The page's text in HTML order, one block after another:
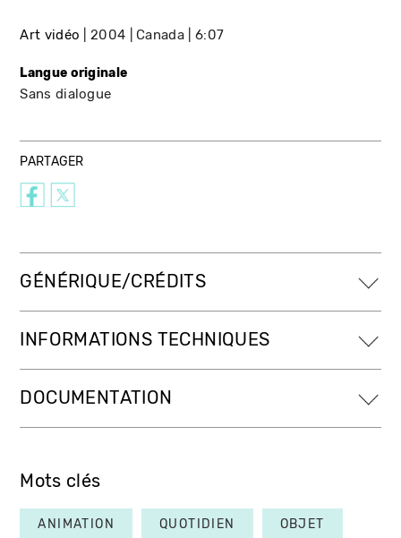
Art vidéo 2004 Canada 6:07
Langue originale
Sans dialogue
PARTAGER
GÉNÉRIQUE/CRÉDITS
INFORMATIONS TECHNIQUES
DOCUMENTATION
Mots clés
ANIMATION QUOTIDIEN OBJET